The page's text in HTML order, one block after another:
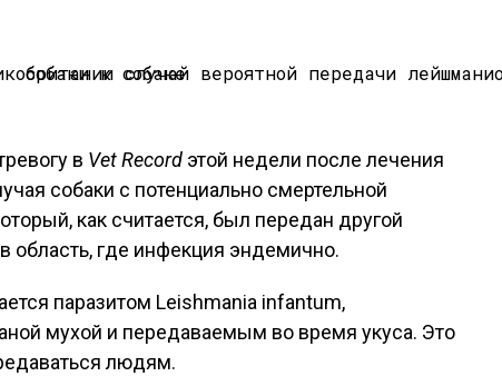
в Vet Record этой недели после лечения
собаки с потенциально смертельной
как считается, был передан другой
область, где инфекция эндемично.
паразитом Leishmania infantum,
мухой и передаваемым во время укуса. Это
людям.